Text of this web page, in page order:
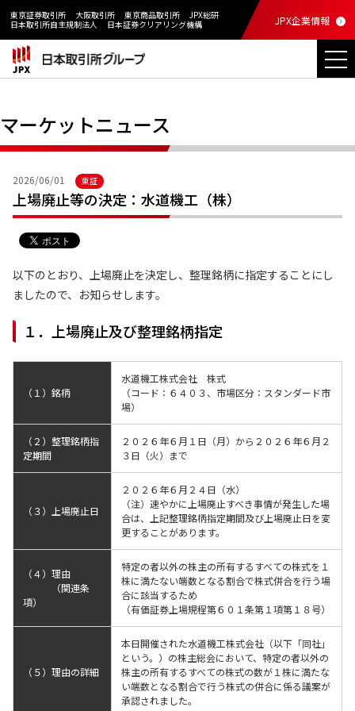
東京証券取引所 大阪取引所 東京商品取引所
JPX総研
日本取引所自主規制法人
日本証券クリアリング機構 JPX企業情報
マーケットニュース
2026/06/01 東証
上場廃止等の決定：水道機工（株）
以下のとおり、上場廃止を決定し、整理銘柄に指定することにし
ましたので、お知らせします。
１．上場廃止及び整理銘柄指定
（１）銘柄
水道機工株式会社 株式
（コード：６４０３、市場区分：スタンダード市
場）
（２）整理銘柄指
定期間
２０２６年６月１日（月）から２０２６年６月２
３日（火）まで
（３）上場廃止日
２０２６年６月２４日（水）
（注）速やかに上場廃止すべき事情が発生した場
合は、上記整理銘柄指定期間及び上場廃止日を変
更することがあります。
（４）理由
（関連条
項）
特定の者以外の株主の所有するすべての株式を１
株に満たない端数となる割合で株式併合を行う場
合に該当するため
（有価証券上場規程第６０１条第１項第１８号）
（５）理由の詳細
本日開催された水道機工株式会社（以下「同社」
という。）の株主総会において、特定の者以外の
株主の所有するすべての株式の数が１株に満たな
い端数となる割合で行う株式の併合に係る議案が
承認されました。